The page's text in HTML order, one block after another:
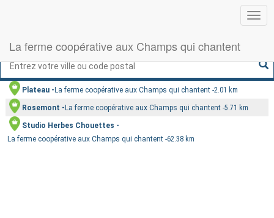
la
La ferme coopérative aux Champs qui chantent
CARTE LISTE
Plateau La ferme coopérative aux Champs qui chantent 2.01 km
Rosemont La ferme coopérative aux Champs qui chantent 5.71 km
Studio Herbes Chouettes
La ferme coopérative aux Champs qui chantent 62.38 km